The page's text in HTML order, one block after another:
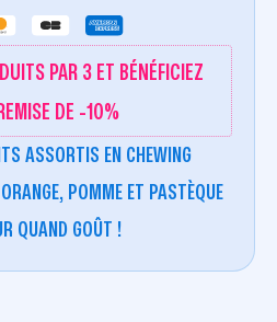
PAR 3 ET BÉNÉFICIEZ
DE -10%
ASSORTIS EN CHEWING
POMME ET PASTÈQUE
QUAND GOÛT !